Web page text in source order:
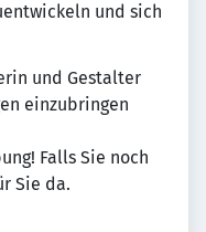
und sich
und Gestalter
einzubringen
Falls Sie noch
Sie da.